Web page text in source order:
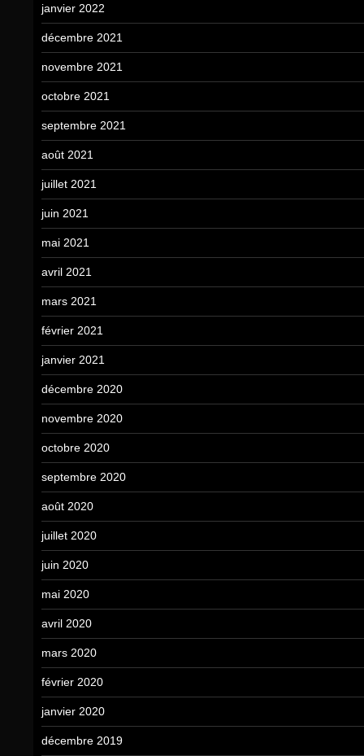
janvier 2022
décembre 2021
novembre 2021
octobre 2021
septembre 2021
août 2021
juillet 2021
juin 2021
mai 2021
avril 2021
mars 2021
février 2021
janvier 2021
décembre 2020
novembre 2020
octobre 2020
septembre 2020
août 2020
juillet 2020
juin 2020
mai 2020
avril 2020
mars 2020
février 2020
janvier 2020
décembre 2019